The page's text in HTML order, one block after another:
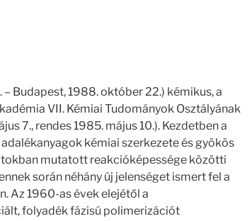
– Budapest, 1988. október 22.) kémikus, a
VII. Kémiai Tudományok Osztályának
7., rendes 1985. május 10.). Kezdetben a
kémiai szerkezete és gyökös
mutatott reakcióképessége közötti
során néhány új jelenséget ismert fel a
Az 1960-as évek elejétől a
folyadék fázisú polimerizációt